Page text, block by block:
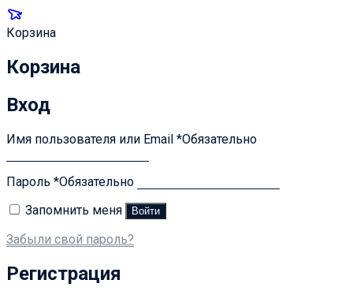
Корзина
Корзина
Вход
Имя пользователя или Email *Обязательно
Пароль *Обязательно
Запомнить меня
Войти
Забыли свой пароль?
Регистрация